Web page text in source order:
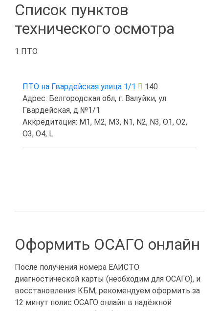
Список пунктов
технического осмотра
1 ПТО
ПТО на Гвардейская улица 1/1
140
Адрес: Белгородская обл, г. Валуйки, ул
Гвардейская, д №1/1
Аккредитация: M1, M2, M3, N1, N2, N3, O1, O2,
O3, O4, L
Оформить ОСАГО онлайн
После получения номера ЕАИСТО
диагностической карты (необходим для ОСАГО), и
восстановления КБМ, рекомендуем оформить за
12 минут полис ОСАГО онлайн в надёжной